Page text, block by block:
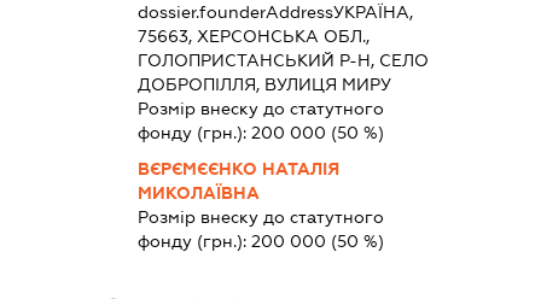
dossier.founderAddressУКРАЇНА,
75663, ХЕРСОНСЬКА ОБЛ.,
ГОЛОПРИСТАНСЬКИЙ Р-Н, СЕЛО
ДОБРОПІЛЛЯ, ВУЛИЦЯ МИРУ
Розмір внеску до статутного
фонду (грн.):200 000 (50 %)
ВЄРЄМЄЄНКО НАТАЛІЯ
МИКОЛАЇВНА
Розмір внеску до статутного
фонду (грн.):200 000 (50 %)